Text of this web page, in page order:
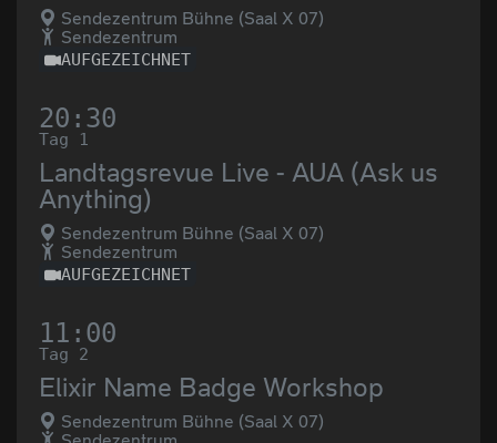
Sendezentrum Bühne (Saal X 07)
Sendezentrum
AUFGEZEICHNET
20:30
Tag 1
Landtagsrevue Live - AUA (Ask us
Anything)
Sendezentrum Bühne (Saal X 07)
Sendezentrum
AUFGEZEICHNET
11:00
Tag 2
Elixir Name Badge Workshop
Sendezentrum Bühne (Saal X 07)